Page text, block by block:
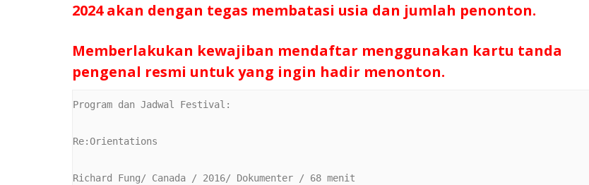
2024 akan dengan tegas membatasi usia dan jumlah penonton.
Memberlakukan kewajiban mendaftar menggunakan kartu tanda
pengenal resmi untuk yang ingin hadir menonton.
Program dan Jadwal Festival:
Re:Orientations
Richard Fung/ Canada / 2016/ Dokumenter / 68 menit